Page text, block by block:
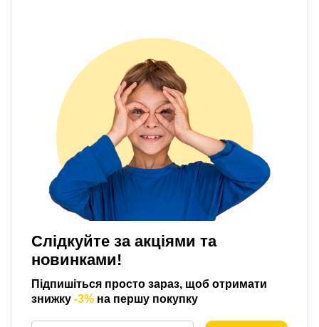
Слідкуйте за акціями та
новинками!
Підпишіться просто зараз, щоб отримати
знижку -3% на першу покупку